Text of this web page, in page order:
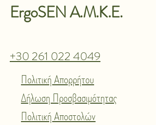
ErgoSEN A.M.K.E.
+30 261 022 4049
Πολιτική Απορρήτου
Δήλωση Προσβασιμότητας
Πολιτική Αποστολών